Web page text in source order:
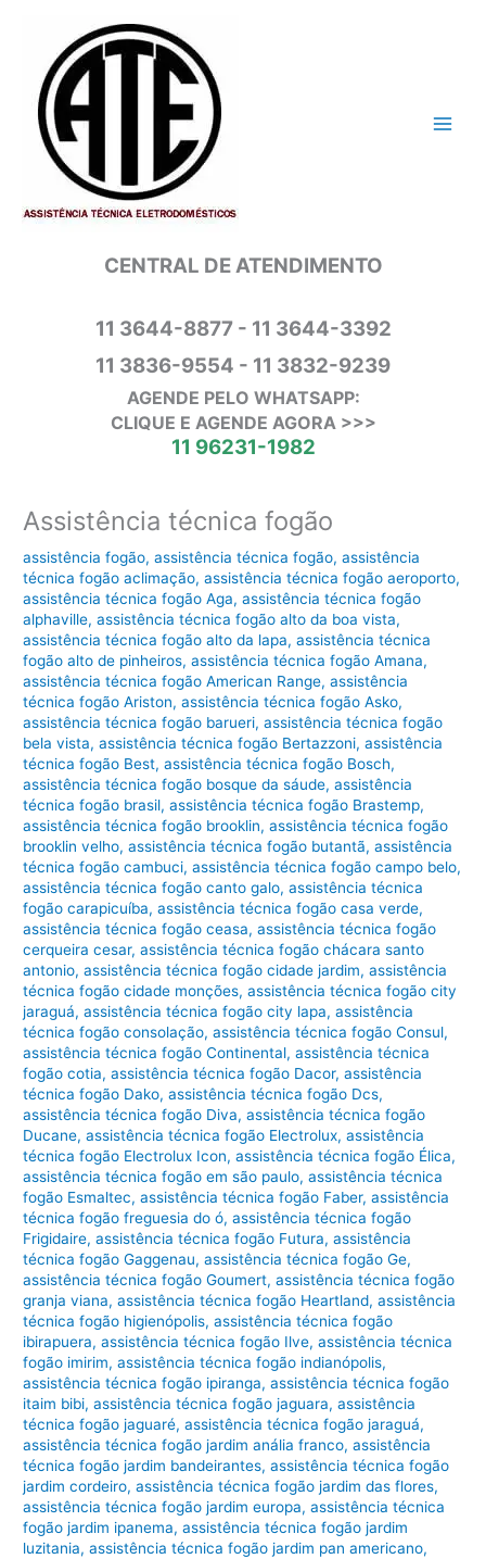
conteúdo
CENTRAL DE ATENDIMENTO
11 3644-8877 - 11 3644-3392
11 3836-9554 - 11 3832-9239
AGENDE PELO WHATSAPP:
CLIQUE E AGENDE AGORA >>>
11 96231-1982
Assistência técnica fogão
assistência fogão,assistência técnica fogão,assistência
técnica fogão aclimação,assistência técnica fogão aeroporto,
assistência técnica fogão Aga,assistência técnica fogão
alphaville,assistência técnica fogão alto da boa vista,
assistência técnica fogão alto da lapa,assistência técnica
fogão alto de pinheiros,assistência técnica fogão Amana,
assistência técnica fogão American Range,assistência
técnica fogão Ariston,assistência técnica fogão Asko,
assistência técnica fogão barueri,assistência técnica fogão
bela vista,assistência técnica fogão Bertazzoni,assistência
técnica fogão Best,assistência técnica fogão Bosch,
assistência técnica fogão bosque da sáude,assistência
técnica fogão brasil,assistência técnica fogão Brastemp,
assistência técnica fogão brooklin,assistência técnica fogão
brooklin velho,assistência técnica fogão butantã,assistência
técnica fogão cambuci,assistência técnica fogão campo belo,
assistência técnica fogão canto galo,assistência técnica
fogão carapicuíba,assistência técnica fogão casa verde,
assistência técnica fogão ceasa,assistência técnica fogão
cerqueira cesar,assistência técnica fogão chácara santo
antonio,assistência técnica fogão cidade jardim,assistência
técnica fogão cidade monções,assistência técnica fogão city
jaraguá,assistência técnica fogão city lapa,assistência
técnica fogão consolação,assistência técnica fogão Consul,
assistência técnica fogão Continental,assistência técnica
fogão cotia,assistência técnica fogão Dacor,assistência
técnica fogão Dako,assistência técnica fogão Dcs,
assistência técnica fogão Diva,assistência técnica fogão
Ducane,assistência técnica fogão Electrolux,assistência
técnica fogão Electrolux Icon,assistência técnica fogão Élica,
assistência técnica fogão em são paulo,assistência técnica
fogão Esmaltec,assistência técnica fogão Faber,assistência
técnica fogão freguesia do ó,assistência técnica fogão
Frigidaire,assistência técnica fogão Futura,assistência
técnica fogão Gaggenau,assistência técnica fogão Ge,
assistência técnica fogão Goumert,assistência técnica fogão
granja viana,assistência técnica fogão Heartland,assistência
técnica fogão higienópolis,assistência técnica fogão
ibirapuera,assistência técnica fogão Ilve,assistência técnica
fogão imirim,assistência técnica fogão indianópolis,
assistência técnica fogão ipiranga,assistência técnica fogão
itaim bibi,assistência técnica fogão jaguara,assistência
técnica fogão jaguaré,assistência técnica fogão jaraguá,
assistência técnica fogão jardim anália franco,assistência
técnica fogão jardim bandeirantes,assistência técnica fogão
jardim cordeiro,assistência técnica fogão jardim das flores,
assistência técnica fogão jardim europa,assistência técnica
fogão jardim ipanema,assistência técnica fogão jardim
luzitania,assistência técnica fogão jardim pan americano,